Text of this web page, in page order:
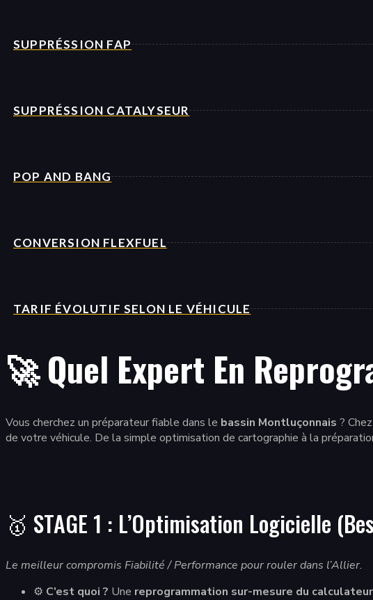
SUPPRÉSSION FAP
SUPPRÉSSION CATALYSEUR
POP AND BANG
CONVERSION FLEXFUEL
TARIF ÉVOLUTIF SELON LE VÉHICULE
🚀 Quel Expert En
Vous cherchez un préparateur fiable dans le bassin Montluçonnais ? Chez
de votre véhicule. De la simple optimisation de cartographie à la
🥇 STAGE 1 : L’Optimisation Logicielle
Le meilleur compromis Fiabilité / Performance pour rouler dans l’Allier.
⚙️ C’est quoi ? Une reprogrammation sur-mesure du calculateur